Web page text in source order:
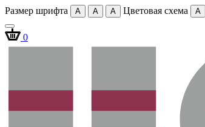
Размер шрифта A A A Цветовая схема A
0